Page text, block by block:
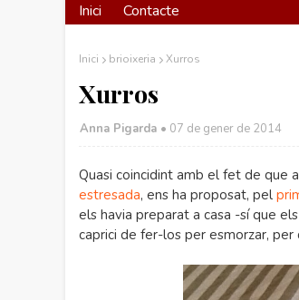
Inici Contacte
Inici brioixeria Xurros
Xurros
Anna Pigarda • 07 de gener de 2014
Quasi coincidint amb el fet de que
estresada, ens ha proposat, pel
els havia preparat a casa -sí que
caprici de fer-los per esmorzar,